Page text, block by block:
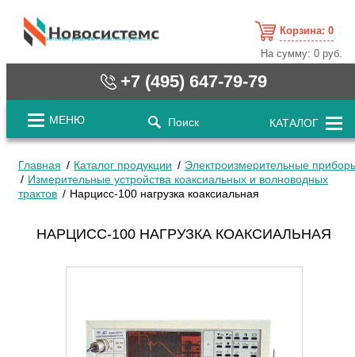
cистемные решения / www.novosystems.ru
Корзина: 0
На сумму:0 руб.
+7 (495) 647-79-79
МЕНЮ Поиск КАТАЛОГ
Главная Каталог продукции
Электроизмерительные
Измерительные устройства коаксиальных и волноводных
трактов
Нарцисс-100 нагрузка коаксиальная
НАРЦИСС-100 НАГРУЗКА КОАКСИАЛЬНАЯ